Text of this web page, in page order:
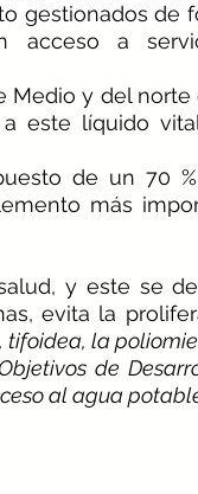
acceso a
este líquido
de un 70
más
y este se
evita la
la
de
al agua